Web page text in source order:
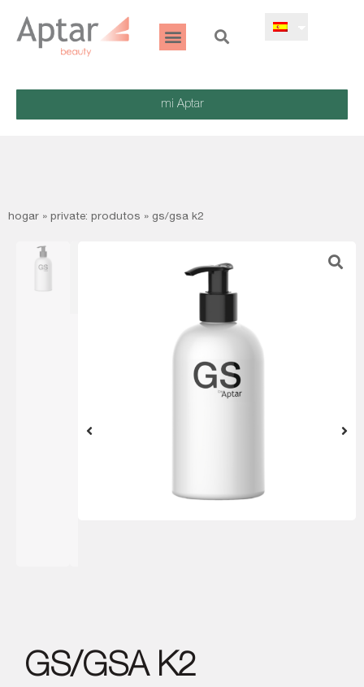
mi Aptar
hogar » private: produtos » gs/gsa k2
GS/GSA K2